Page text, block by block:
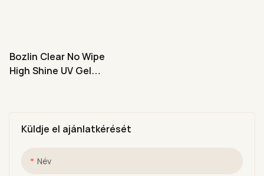
Küldje el ajánlatkérését
Név
Bozlin Clear No Wipe
High Shine UV Gel